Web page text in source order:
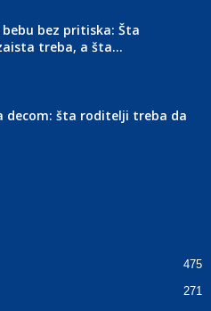
bez pritiska: Šta
treba, a šta...
decom: šta roditelji treba da
475
271